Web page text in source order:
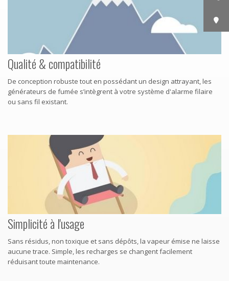
Qualité & compatibilité
De conception robuste tout en possédant un design attrayant, les
générateurs de fumée s’intègrent à votre système d'alarme filaire
ou sans fil existant.
Simplicité à l'usage
Sans résidus, non toxique et sans dépôts, la vapeur émise ne laisse
aucune trace. Simple, les recharges se changent facilement
réduisant toute maintenance.